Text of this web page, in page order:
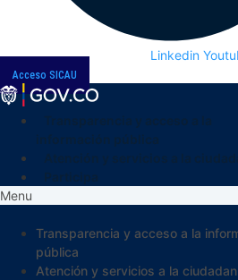
Linkedin
Acceso SICAU
Menu
Transparencia y acceso a la
pública
Atención y servicios a la